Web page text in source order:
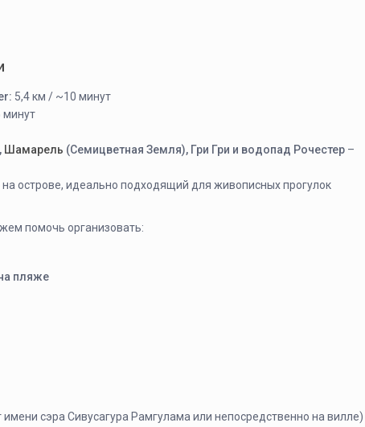
5,4 км / ~10 минут
минут
, Шамарель (Семицветная Земля), Гри Гри и водопад Рочестер –
острове, идеально подходящий для живописных прогулок
помочь организовать:
пляже
имени сэра Сивусагура Рамгулама или непосредственно на вилле)